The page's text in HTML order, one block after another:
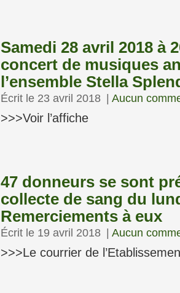
Samedi 28 avril 2018 à
concert de musiques
l’ensemble Stella
Écrit le 23 avril 2018 Aucun
>>>Voir l’affiche
47 donneurs se sont
collecte de sang du
Remerciements à eux
Écrit le 19 avril 2018 Aucun
>>>Le courrier de